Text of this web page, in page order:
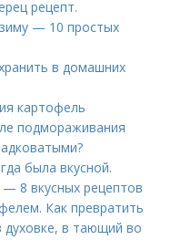
рецепт.
— 10 простых
в домашних
картофель
подмораживания
была вкусной.
8 вкусных рецептов
Как превратить
духовке, в тающий во